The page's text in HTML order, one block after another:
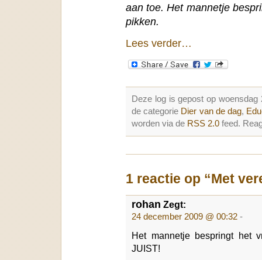
aan toe. Het mannetje
pikken.
Lees verder…
Deze log is gepost op
de categorie Dier van de dag,
worden via de RSS 2.0 feed.
1 reactie op “Met
rohan Zegt:
24 december 2009 @ 00:32 -
Het mannetje bespringt het
JUIST!